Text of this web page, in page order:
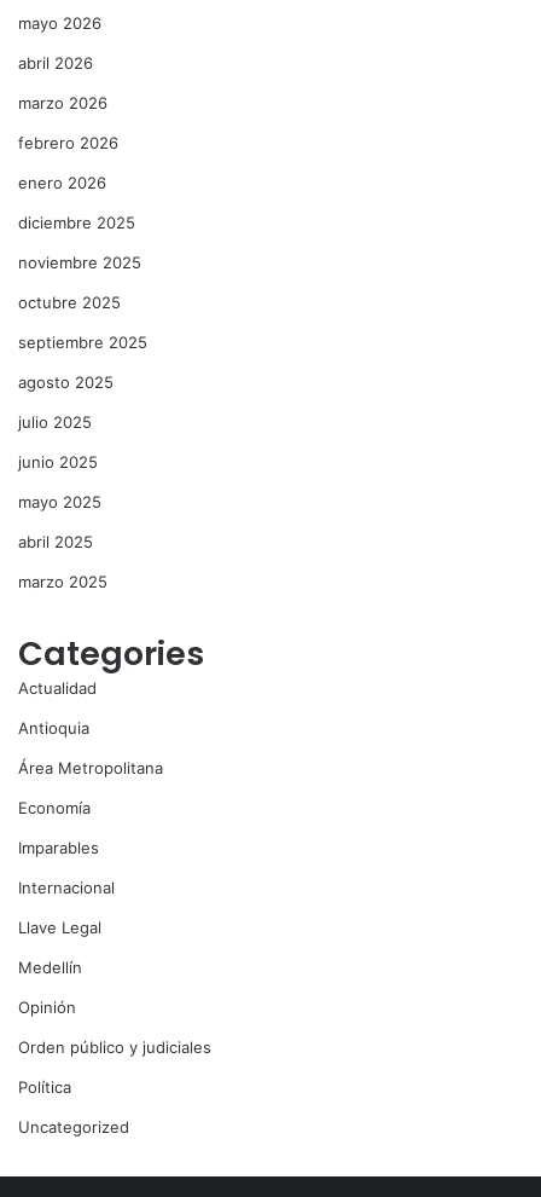
mayo 2026
abril 2026
marzo 2026
febrero 2026
enero 2026
diciembre 2025
noviembre 2025
octubre 2025
septiembre 2025
agosto 2025
julio 2025
junio 2025
mayo 2025
abril 2025
marzo 2025
Categories
Actualidad
Antioquia
Área Metropolitana
Economía
Imparables
Internacional
Llave Legal
Medellín
Opinión
Orden público y judiciales
Política
Uncategorized